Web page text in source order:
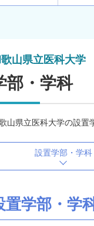
山県立医科大学
部・学科
山県立医科大学の設置
設置学部・学科
置学部・学